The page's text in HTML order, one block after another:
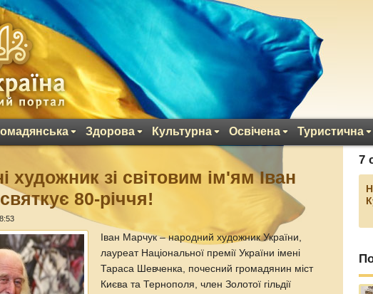
Здорова Культурна Освічена Туристична
художник зі світовим ім'ям Іван
80-річчя!
Іван Марчук – народний художник України,
лауреат Національної премії України імені
Тараса Шевченка, почесний громадянин міст
Києва та Тернополя, член Золотої гільдії
7